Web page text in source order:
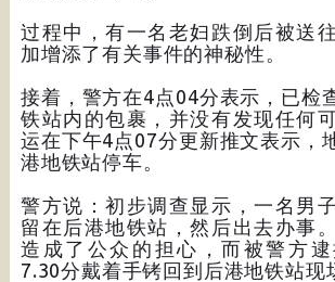
过程中，有一名老妇跌倒后被送
加增添了有关事件的神秘性。
接着，警方在4点04分表示，已检
铁站内的包裹，并没有发现任何
运在下午4点07分更新推文表示，
港地铁站停车。
警方说：初步调查显示，一名男
留在后港地铁站，然后出去办事
造成了公众的担心，而被警方
7.30分戴着手铐回到后港地铁站现